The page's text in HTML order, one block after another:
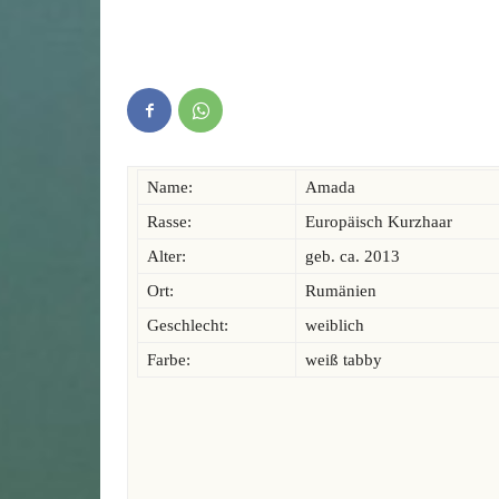
Name:
Amada
Rasse:
Europäisch Kurzhaar
Alter:
geb. ca. 2013
Ort:
Rumänien
Geschlecht:
weiblich
Farbe:
weiß tabby